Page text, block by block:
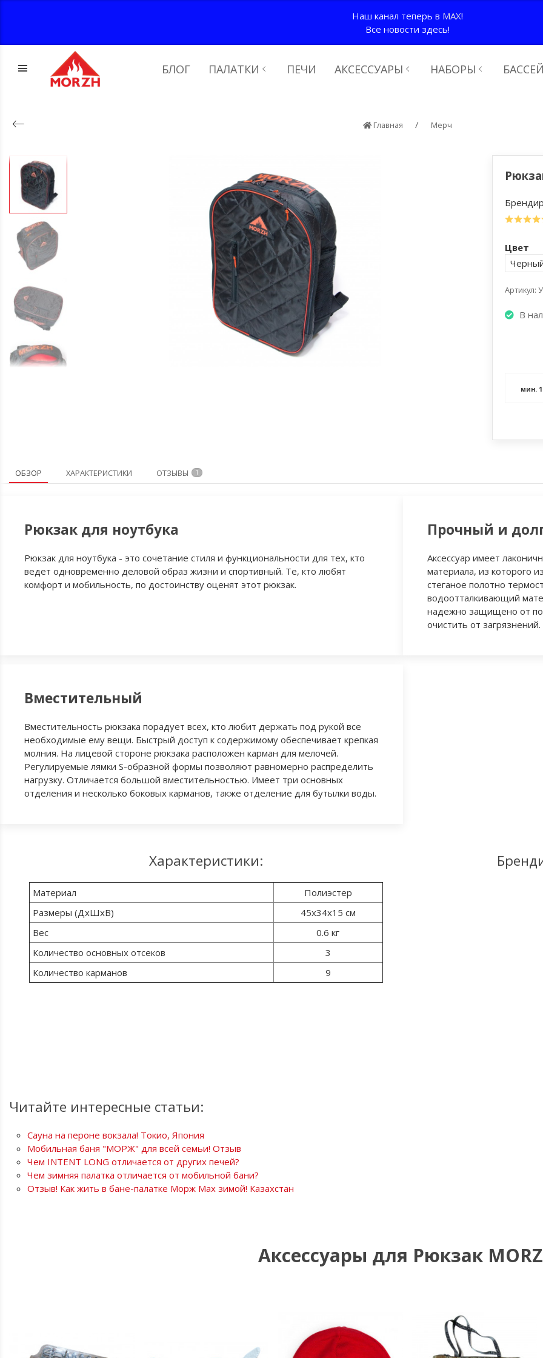
Наш канал теперь в MAX!
Все новости здесь!
БЛОГ ПАЛАТКИ ПЕЧИ АКСЕССУАРЫ НАБОРЫ
Главная Мерч
Цвет
Артикул:
В
мин. 1
ОБЗОР ХАРАКТЕРИСТИКИ ОТЗЫВЫ 1
Рюкзак для ноутбука
Рюкзак для ноутбука - это сочетание стиля и функциональности для тех, кто
ведет одновременно деловой образ жизни и спортивный. Те, кто любят
комфорт и мобильность, по достоинству оценят этот рюкзак.
Прочный и
Аксессуар имеет
материала, из которого
стеганое полотно
водоотталкивающий
надежно защищено от
очистить от загрязнений.
Вместительный
Вместительность рюкзака порадует всех, кто любит держать под рукой все
необходимые ему вещи. Быстрый доступ к содержимому обеспечивает крепкая
молния. На лицевой стороне рюкзака расположен карман для мелочей.
Регулируемые лямки S-образной формы позволяют равномерно распределить
нагрузку. Отличается большой вместительностью. Имеет три основных
отделения и несколько боковых карманов, также отделение для бутылки воды.
Характеристики:
Материал
Полиэстер
Размеры (ДхШхВ)
45х34х15 см
Вес
0.6 кг
Количество основных отсеков
3
Количество карманов
9
Читайте интересные статьи:
Сауна на пероне вокзала! Токио, Япония
Мобильная баня "МОРЖ" для всей семьи! Отзыв
Чем INTENT LONG отличается от других печей?
Чем зимняя палатка отличается от мобильной бани?
Отзыв! Как жить в бане-палатке Морж Мax зимой! Казахстан
Аксессуары для Рюкзак